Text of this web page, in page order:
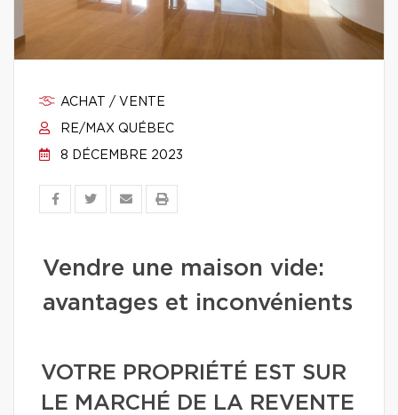
ACHAT / VENTE
RE/MAX QUÉBEC
8 DÉCEMBRE 2023
Vendre une maison vide:
avantages et inconvénients
VOTRE PROPRIÉTÉ EST SUR
LE MARCHÉ DE LA REVENTE